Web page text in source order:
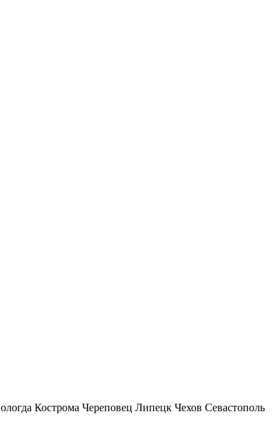
Кострома Череповец Липецк Чехов Севастополь